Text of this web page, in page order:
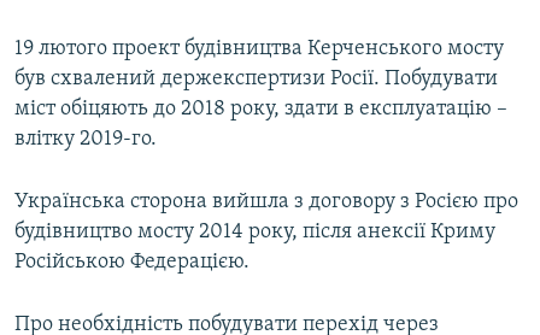
19 лютого проект будівництва Керченського мосту
був схвалений держекспертизи Росії. Побудувати
міст обіцяють до 2018 року, здати в експлуатацію –
влітку 2019-го.
Українська сторона вийшла з договору з Росією про
будівництво мосту 2014 року, після анексії Криму
Російською Федерацією.
Про необхідність побудувати перехід через